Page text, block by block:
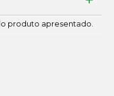
produto apresentado.